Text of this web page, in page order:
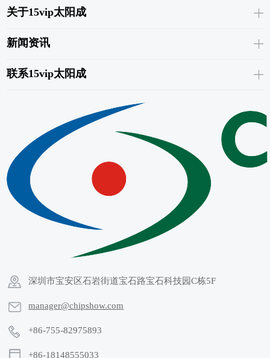
关于15vip太阳成
新闻资讯
联系15vip太阳成
深圳市宝安区石岩街道宝石路宝石科技园C栋5F
manager@chipshow.com
+86-755-82975893
+86-18148555033